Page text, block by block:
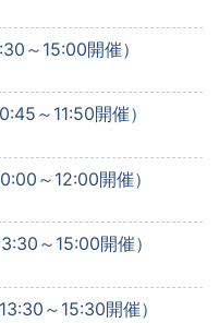
～15:00開催）
～11:50開催）
～12:00開催）
～15:00開催）
～15:30開催）